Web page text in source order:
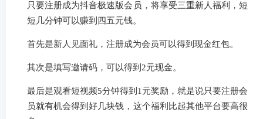
只要注册成为抖音极速版会员，将享受三重新人福利，短
短几分钟可以赚到四五元钱。
首先是新人见面礼，注册成为会员可以得到现金红包。
其次是填写邀请码，可以得到2元现金。
最后是观看短视频5分钟得到1元奖励，就是说只要注册会
员就有机会得到好几块钱，这个福利比起其他平台要高很